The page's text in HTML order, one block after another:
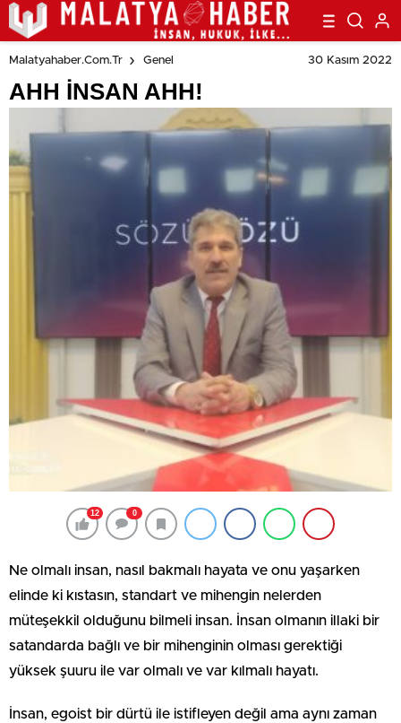
Malatyahaber.com.tr Genel 30 Kasım 2022
AHH İNSAN AHH!
12 0
Ne olmalı insan, nasıl bakmalı hayata ve onu yaşarken
elinde ki kıstasın, standart ve mihengin nelerden
müteşekkil olduğunu bilmeli insan. İnsan olmanın illaki bir
satandarda bağlı ve bir mihenginin olması gerektiği
yüksek şuuru ile var olmalı ve var kılmalı hayatı.
İnsan, egoist bir dürtü ile istifleyen değil ama aynı zaman